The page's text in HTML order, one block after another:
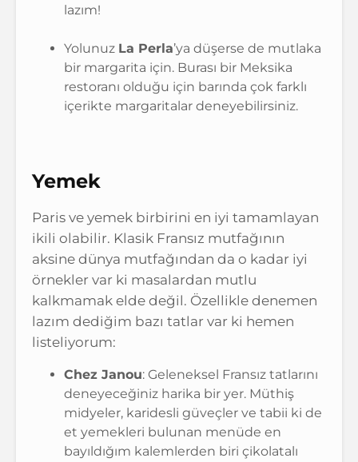
lazım!
Yolunuz La Perla’ya düşerse de mutlaka
bir margarita için. Burası bir Meksika
restoranı olduğu için barında çok farklı
içerikte margaritalar deneyebilirsiniz.
Yemek
Paris ve yemek birbirini en iyi tamamlayan
ikili olabilir. Klasik Fransız mutfağının
aksine dünya mutfağından da o kadar iyi
örnekler var ki masalardan mutlu
kalkmamak elde değil. Özellikle denemen
lazım dediğim bazı tatlar var ki hemen
listeliyorum:
Chez Janou: Geleneksel Fransız tatlarını
deneyeceğiniz harika bir yer. Müthiş
midyeler, karidesli güveçler ve tabii ki de
et yemekleri bulunan menüde en
bayıldığım kalemlerden biri çikolatalı